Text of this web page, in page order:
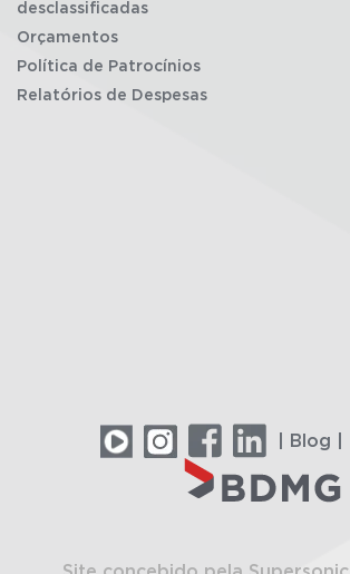
desclassificadas
Orçamentos
Política de Patrocínios
Relatórios de Despesas
| Blog |